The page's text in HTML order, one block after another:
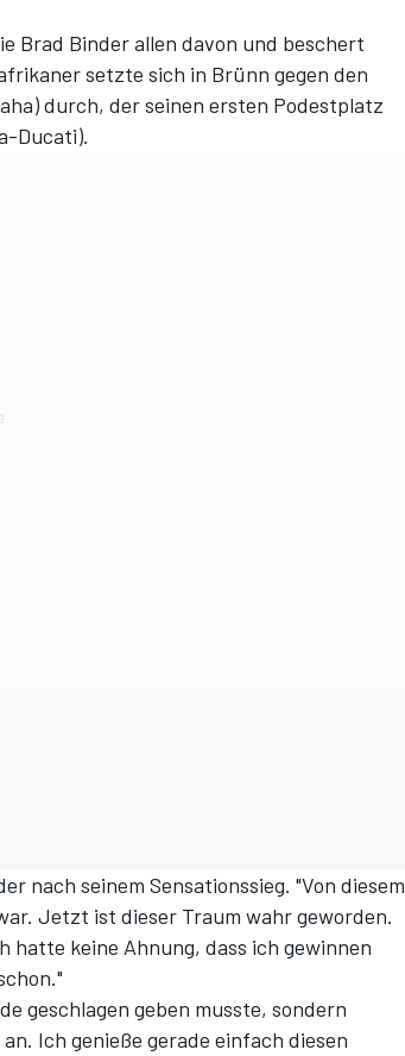
Brad Binder allen davon und beschert
setzte sich in Brünn gegen den
durch, der seinen ersten Podestplatz
Ducati).
nach seinem Sensationssieg. "Von diesem
Jetzt ist dieser Traum wahr geworden.
hatte keine Ahnung, dass ich gewinnen
geschlagen geben musste, sondern
Ich genieße gerade einfach diesen